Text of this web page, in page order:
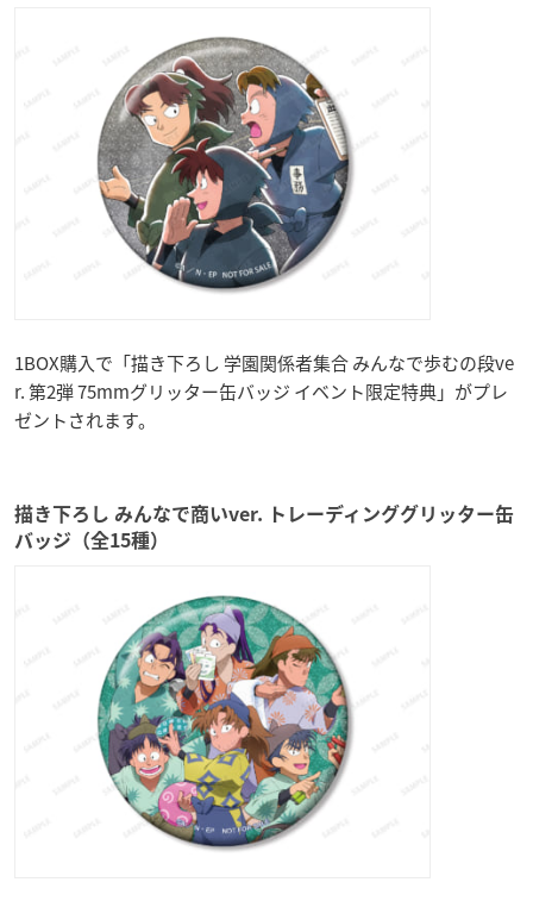
1BOX購入で「描き下ろし 学園関係者集合 みんなで歩むの段ve
r. 第2弾 75mmグリッター缶バッジ イベント限定特典」がプレ
ゼントされます。
描き下ろし みんなで商いver. トレーディンググリッター缶
バッジ（全15種）